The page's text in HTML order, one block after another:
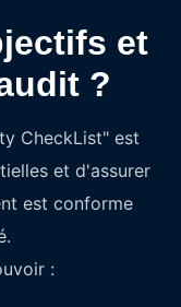
et
?
CheckList" est
et d'assurer
est conforme
: